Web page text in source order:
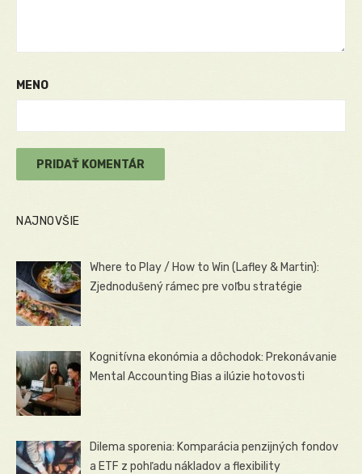
MENO
NAJNOVŠIE
Where to Play / How to Win (Lafley & Martin):
Zjednodušený rámec pre voľbu stratégie
Kognitívna ekonómia a dôchodok: Prekonávanie
Mental Accounting Bias a ilúzie hotovosti
Dilema sporenia: Komparácia penzijných fondov
a ETF z pohľadu nákladov a flexibility